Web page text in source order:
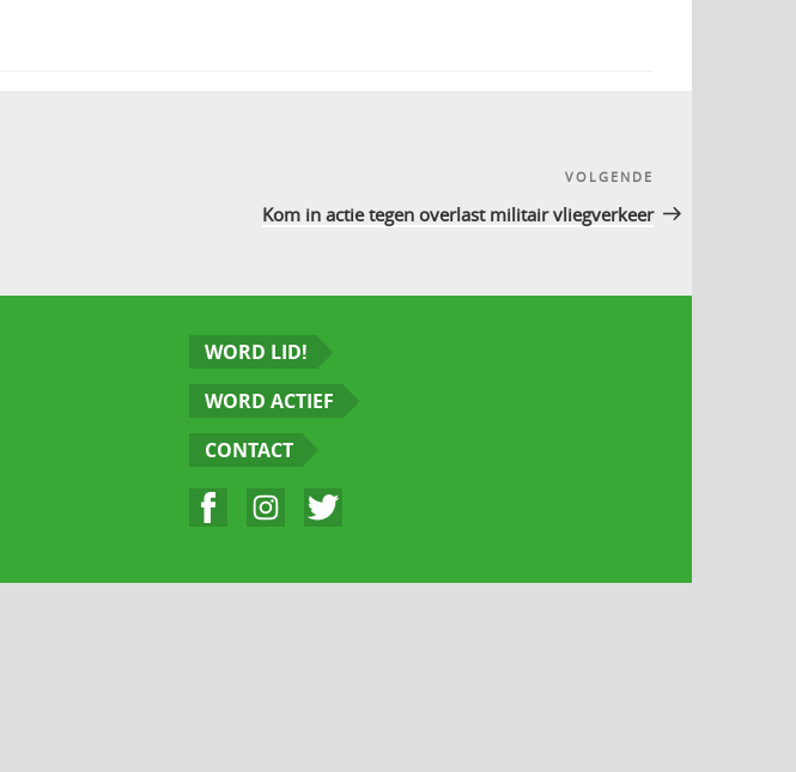
bericht
VOLGENDE
Kom in actie tegen overlast militair vliegverkeer
WORD LID!
WORD ACTIEF
CONTACT